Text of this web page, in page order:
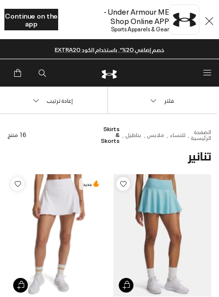
Under Armour ME -
Shop Online APP
Sports Apparels & Gear
Continue on the
app
خصم إضافي 20%*. باستخدام الكود EXTRA20
الصفحة
الرئيسية للنساء ملابس بناطيل
Skirts
&
Skorts
تنانير
16 منتج
فلتر إعادة ترتيب
جديد